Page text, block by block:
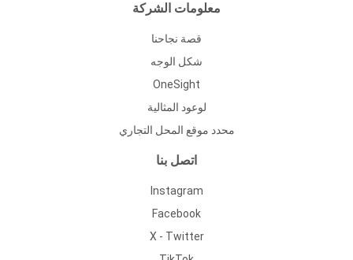
معلومات الشركة
قصة نجاحنا
شكل الوجه
OneSight
لوعود المثالية
محدد موقع المحل التجاري
اتصل بنا
Instagram
Facebook
X - Twitter